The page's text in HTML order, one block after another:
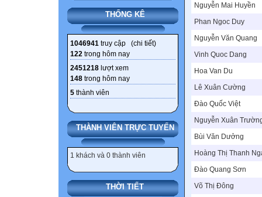
THỐNG KÊ
1046941 truy cập (chi tiết)
122 trong hôm nay
2451218 lượt xem
148 trong hôm nay
5 thành viên
THÀNH VIÊN TRỰC TUYẾN
1 khách và 0 thành viên
THỜI TIẾT
Nguyễn Mai Huyền
Phan Ngoc Duy
Nguyễn Văn Quang
Vinh Quoc Dang
Hoa Van Du
Lê Xuân Cường
Đào Quốc Việt
Nguyễn Xuân
Bùi Văn Dưởng
Hoàng Thị Thanh
Đào Quang Sơn
Võ Thị Đông